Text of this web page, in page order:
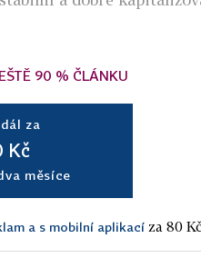
90 % ČLÁNKU
za
Kč
měsíce
a s mobilní aplikací za 80